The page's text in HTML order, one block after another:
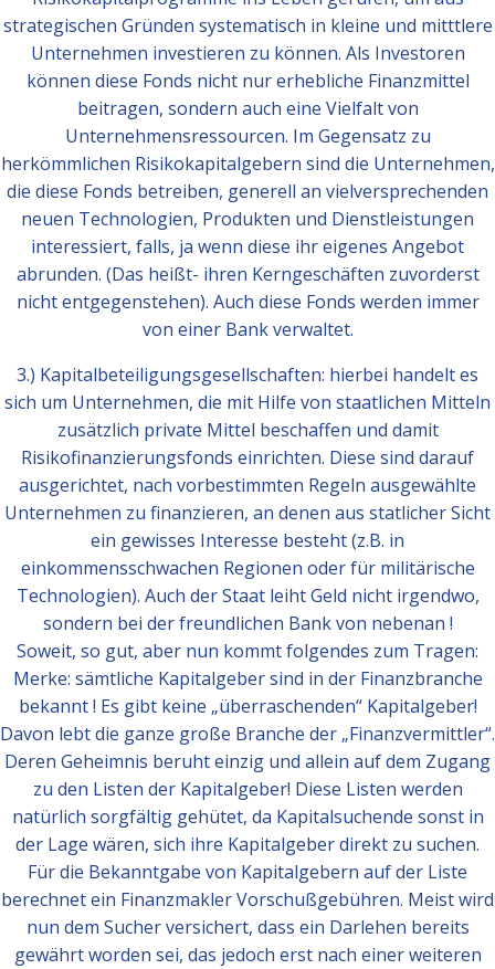
strategischen Gründen systematisch in kleine und mitttlere
Unternehmen investieren zu können. Als Investoren
können diese Fonds nicht nur erhebliche Finanzmittel
beitragen, sondern auch eine Vielfalt von
Unternehmensressourcen. Im Gegensatz zu
herkömmlichen Risikokapitalgebern sind die Unternehmen,
die diese Fonds betreiben, generell an vielversprechenden
neuen Technologien, Produkten und Dienstleistungen
interessiert, falls, ja wenn diese ihr eigenes Angebot
abrunden. (Das heißt- ihren Kerngeschäften zuvorderst
nicht entgegenstehen). Auch diese Fonds werden immer
von einer Bank verwaltet.
3.) Kapitalbeteiligungsgesellschaften: hierbei handelt es
sich um Unternehmen, die mit Hilfe von staatlichen Mitteln
zusätzlich private Mittel beschaffen und damit
Risikofinanzierungsfonds einrichten. Diese sind darauf
ausgerichtet, nach vorbestimmten Regeln ausgewählte
Unternehmen zu finanzieren, an denen aus statlicher Sicht
ein gewisses Interesse besteht (z.B. in
einkommensschwachen Regionen oder für militärische
Technologien). Auch der Staat leiht Geld nicht irgendwo,
sondern bei der freundlichen Bank von nebenan !
Soweit, so gut, aber nun kommt folgendes zum Tragen:
Merke: sämtliche Kapitalgeber sind in der Finanzbranche
bekannt ! Es gibt keine „überraschenden“ Kapitalgeber!
Davon lebt die ganze große Branche der „Finanzvermittler“.
Deren Geheimnis beruht einzig und allein auf dem Zugang
zu den Listen der Kapitalgeber! Diese Listen werden
natürlich sorgfältig gehütet, da Kapitalsuchende sonst in
der Lage wären, sich ihre Kapitalgeber direkt zu suchen.
Für die Bekanntgabe von Kapitalgebern auf der Liste
berechnet ein Finanzmakler Vorschußgebühren. Meist wird
nun dem Sucher versichert, dass ein Darlehen bereits
gewährt worden sei, das jedoch erst nach einer weiteren